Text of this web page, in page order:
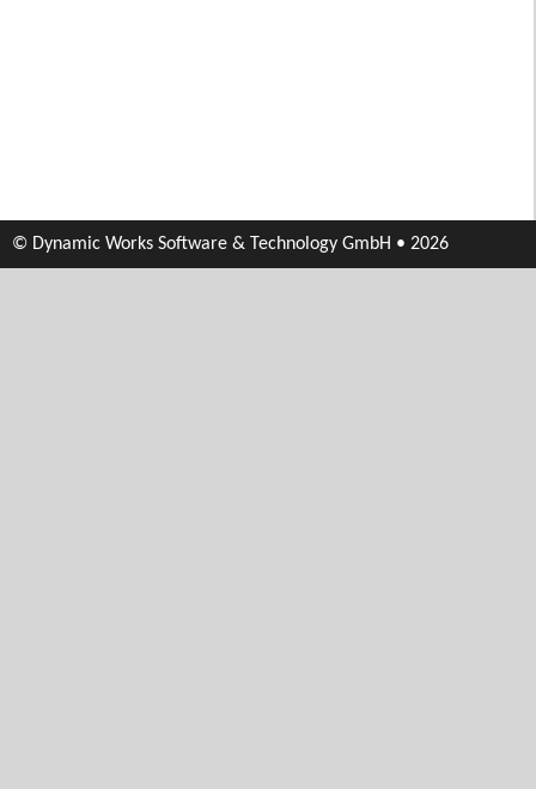
© Dynamic Works Software & Technology GmbH • 2026